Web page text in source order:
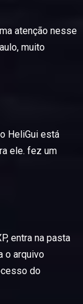
atenção nesse
muito
HeliGui está
ele. fez um
entra na pasta
o arquivo
do